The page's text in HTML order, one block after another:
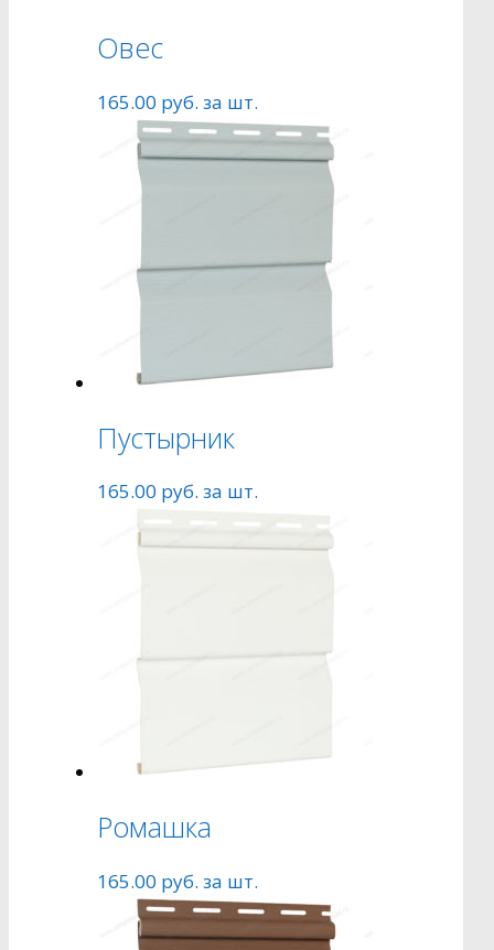
Овес
165.00 руб. за шт.
Пустырник
165.00 руб. за шт.
Ромашка
165.00 руб. за шт.